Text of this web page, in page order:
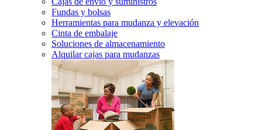
Fundas y bolsas
Herramientas para mudanza y elevación
Cinta de embalaje
Soluciones de almacenamiento
Alquilar cajas para mudanzas